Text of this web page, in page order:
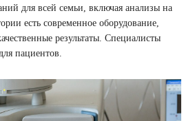
для всей семьи, включая анализы на
есть современное оборудование,
результаты. Специалисты
пациентов.